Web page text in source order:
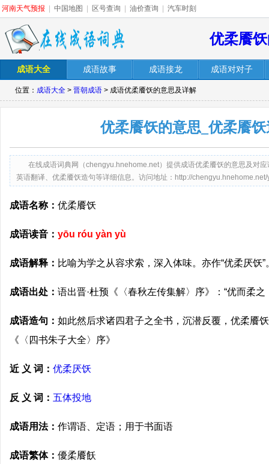
河南天气预报 中国地图 区号查询 油价查询 汽车时刻
优柔餍
成语大全 成语故事 成语接龙 成语对对子
位置： 成语大全 > 晋朝成语 > 成语优柔餍饫的意思及详解
优柔餍饫的意思_优柔餍
在线成语词典网（chengyu.hnehome.net）提供成语优柔餍饫的意思及对
英语翻译、优柔餍饫造句等详细信息。访问地址：http://chengyu.hnehome.net/
成语名称： 优柔餍饫
成语读音： yōu róu yàn yù
成语解释： 比喻为学之从容求索，深入体味。亦作“优柔厌饫”
成语出处： 语出晋·杜预《〈春秋左传集解〉序》：“优而柔
成语造句： 如此然后求诸四君子之全书，沉潜反覆，优柔餍
《〈四书朱子大全〉序》
近 义 词： 优柔厌饫
反 义 词： 五体投地
成语用法： 作谓语、定语；用于书面语
成语繁体： 優柔餍飫